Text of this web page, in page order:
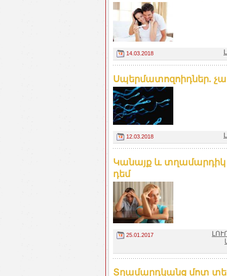
14.03.2018
Սպերմատոզոիդներ.
12.03.2018
Կանայք և տղամարդիկ
դեմ
25.01.2017
Տղամարդկանց մոտ